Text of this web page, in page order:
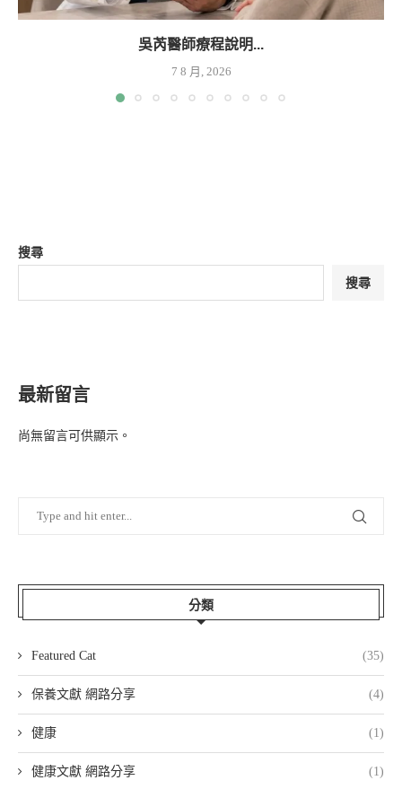
吳芮醫師療程說明...
7 8 月, 2026
搜尋
搜尋
最新留言
尚無留言可供顯示。
分類
Featured Cat (35)
保養文獻 網路分享 (4)
健康 (1)
健康文獻 網路分享 (1)